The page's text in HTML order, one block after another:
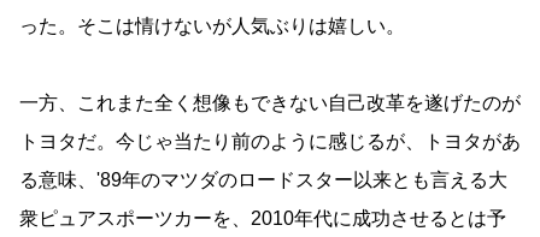
った。そこは情けないが人気ぶりは嬉しい。
一方、これまた全く想像もできない自己改革を遂げたのが
トヨタだ。今じゃ当たり前のように感じるが、トヨタがあ
る意味、'89年のマツダのロードスター以来とも言える大
衆ピュアスポーツカーを、2010年代に成功させるとは予